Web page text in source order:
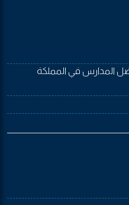
المدارس في المملكة